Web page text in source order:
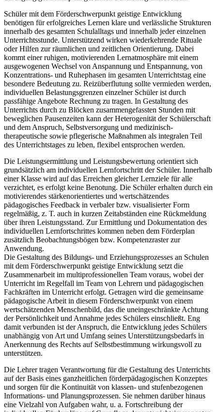
Schüler mit dem Förderschwerpunkt geistige Entwicklung
benötigen für erfolgreiches Lernen klare und verlässliche Strukturen
innerhalb des gesamten Schulalltags und innerhalb jeder einzelnen
Unterrichtsstunde. Unterstützend wirken wiederkehrende Rituale
oder Hilfen zur räumlichen und zeitlichen Orientierung. Dabei
kommt einer ruhigen, motivierenden Lernatmosphäre mit einem
ausgewogenen Wechsel von Anspannung und Entspannung, von
Konzentrations- und Ruhephasen im gesamten Unterrichtstag eine
besondere Bedeutung zu. Reizüberflutung sollte vermieden werden,
individuellen Belastungsgrenzen einzelner Schüler ist durch
passfähige Angebote Rechnung zu tragen. In Gestaltung des
Unterrichts durch zu Blöcken zusammengefassten Stunden mit
beweglichen Pausenzeiten kann der Heterogenität der Schülerschaft
und dem Anspruch, Selbstversorgung und medizinisch-
therapeutische sowie pflegerische Maßnahmen als integralen Teil
des Unterrichtstages zu leben, flexibel entsprochen werden.
Die Leistungsermittlung und Leistungsbewertung orientiert sich
grundsätzlich am individuellen Lernfortschritt der Schüler. Innerhalb
einer Klasse wird auf das Erreichen gleicher Lernziele für alle
verzichtet, es erfolgt keine Benotung. Die Schüler erhalten durch ein
motivierendes stärkenorientiertes und wertschätzendes
pädagogisches Feedback in verbaler bzw. visualisierter Form
regelmäßig, z. T. auch in kurzen Zeitabständen eine Rückmeldung
über ihren Leistungsstand. Zur Ermittlung und Dokumentation des
individuellen Lernfortschrittes kommen neben dem Förderplan
zusätzlich Beobachtungsbögen bzw. Kompetenzraster zur
Anwendung.
Die Gestaltung des Bildungs- und Erziehungsprozesses an Schulen
mit dem Förderschwerpunkt geistige Entwicklung setzt die
Zusammenarbeit im multiprofessionellen Team voraus, wobei der
Unterricht im Regelfall im Team von Lehrern und pädagogischen
Fachkräften im Unterricht erfolgt. Getragen wird die gemeinsame
pädagogische Arbeit in diesem Förderschwerpunkt von einem
wertschätzenden Menschenbild, das die uneingeschränkte Achtung
der Persönlichkeit und Annahme jedes Schülers einschließt. Eng
damit verbunden ist der Anspruch, die Entwicklung jedes Schülers
unabhängig von Art und Umfang seines Unterstützungsbedarfs in
Anerkennung des Rechts auf Selbstbestimmung wirkungsvoll zu
unterstützen.
Die Lehrer tragen Verantwortung für die Gestaltung des Unterrichts
auf der Basis eines ganzheitlichen förderpädagogischen Konzeptes
und sorgen für die Kontinuität von klassen- und stufenbezogenen
Informations- und Planungsprozessen. Sie nehmen darüber hinaus
eine Vielzahl von Aufgaben wahr, u. a. Fortschreibung der